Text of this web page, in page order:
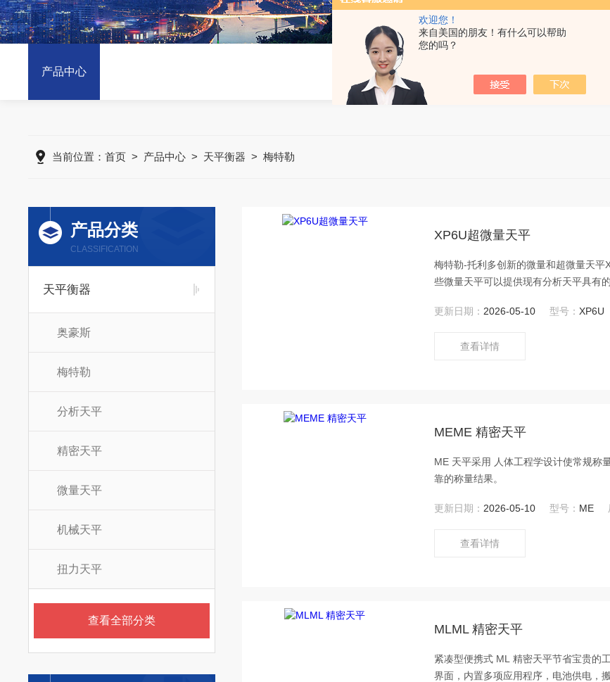
欢迎您！
来自美国的朋友！有什么可以帮助
您的吗？
产品中心
当前位置：首页 > 产品中心 > 天平衡器 >梅特勒
产品分类
CLASSIFICATION
天平衡器
奥豪斯
梅特勒
分析天平
精密天平
微量天平
机械天平
扭力天平
查看全部分类
XP6U超微量天平
梅特勒-托利多创新的微量和超微量天
些微量天平可以提供现有分析天平具有
趣味。
更新日期： 2026-05-10 型号：XP6U
查看详情
MEME 精密天平
ME 天平采用 人体工程学设计使常规称
靠的称量结果。
更新日期： 2026-05-10 型号： ME
查看详情
MLML 精密天平
紧凑型便携式 ML 精密天平节省宝贵的
界面，内置多项应用程序，电池供电，